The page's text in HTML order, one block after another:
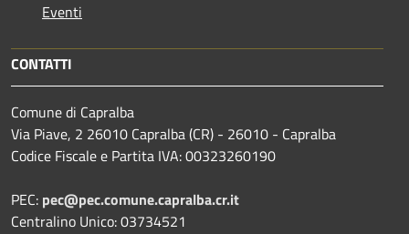
Eventi
CONTATTI
Comune di Capralba
Via Piave, 2 26010 Capralba (CR) - 26010 - Capralba
Codice Fiscale e Partita IVA: 00323260190
PEC: pec@pec.comune.capralba.cr.it
Centralino Unico: 03734521